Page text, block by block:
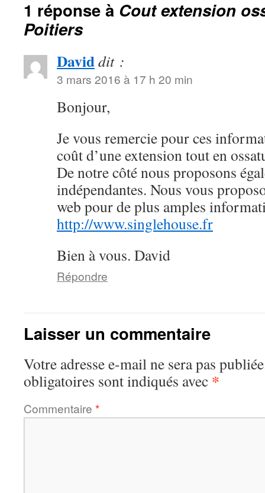
1 réponse à Cout extension
Poitiers
Daviddit :
3 mars 2016 à 17 h 20 min
Bonjour,
Je vous remercie pour ces
coût d’une extension tout en
De notre côté nous proposons
indépendantes. Nous vous
web pour de plus amples
http://www.singlehouse.fr
Bien à vous. David
Répondre
Laisser un commentaire
Votre adresse e-mail ne sera pas
obligatoires sont indiqués avec *
Commentaire *